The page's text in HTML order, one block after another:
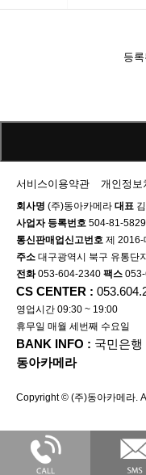
등
서비스이용약관 개인정보
회사명 (주)동아카메라 대표
사업자 등록번호 504-81-
통신판매업신고번호 제 2016-
주소 대구광역시 북구 유통단
전화053-604-2340 팩스
CS CENTER :
영업시간 09:30 ~ 19:00
휴무일 매월 세번째 수요일
BANK INFO : 국민은행
동아카메라
Copyright © (주)동아카메라.